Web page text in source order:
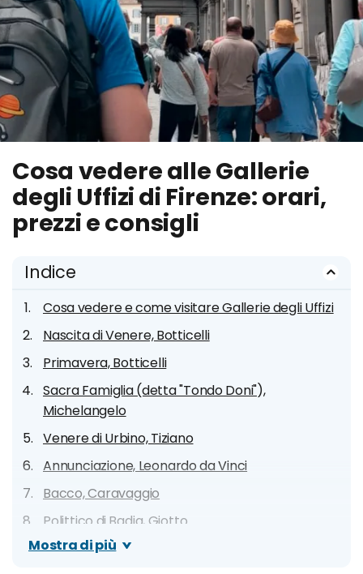
Cosa vedere alle Gallerie
degli Uffizi di Firenze: orari,
prezzi e consigli
Indice
Cosa vedere e come visitare Gallerie degli Uffizi
Nascita di Venere, Botticelli
Primavera, Botticelli
Sacra Famiglia (detta "Tondo Doni"),
Michelangelo
Venere di Urbino, Tiziano
Annunciazione, Leonardo da Vinci
Bacco, Caravaggio
Polittico di Badia, Giotto
Madonna dal collo lungo, Parmigianino
Mostra di più